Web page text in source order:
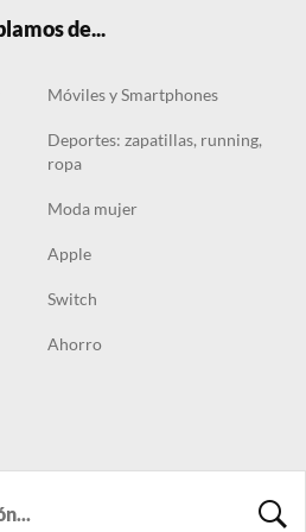
de...
Móviles y Smartphones
Deportes: zapatillas, running,
ropa
Moda mujer
Apple
Switch
Ahorro